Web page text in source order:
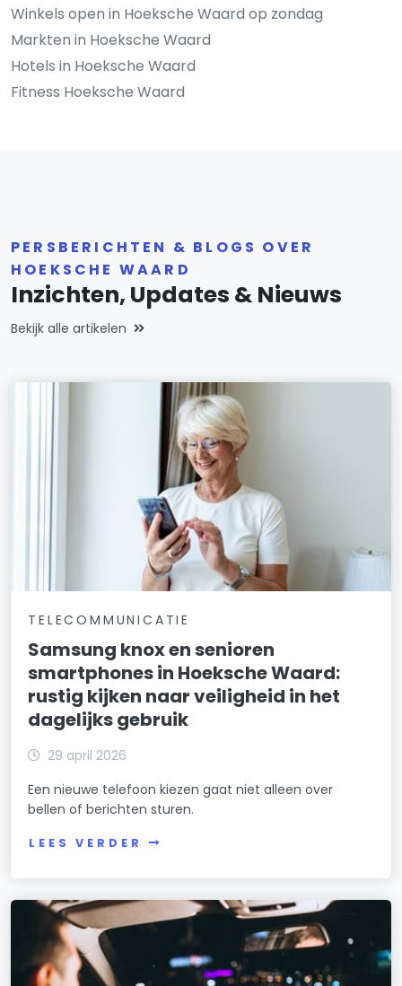
Winkels open in Hoeksche Waard op zondag
Markten in Hoeksche Waard
Hotels in Hoeksche Waard
Fitness Hoeksche Waard
PERSBERICHTEN & BLOGS OVER
HOEKSCHE WAARD
Inzichten, Updates & Nieuws
Bekijk alle artikelen
TELECOMMUNICATIE
Samsung knox en senioren
smartphones in Hoeksche Waard:
rustig kijken naar veiligheid in het
dagelijks gebruik
29 april 2026
Een nieuwe telefoon kiezen gaat niet alleen over
bellen of berichten sturen.
LEES VERDER